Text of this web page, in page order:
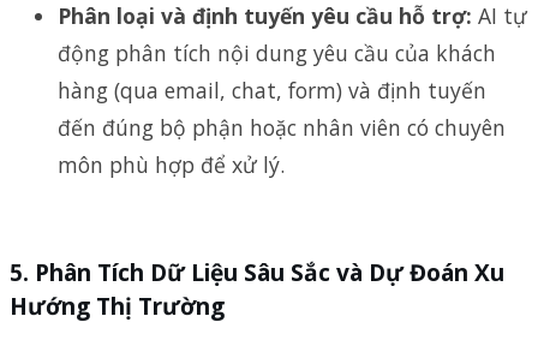
Phân loại và định tuyến yêu cầu hỗ trợ: AI tự
động phân tích nội dung yêu cầu của khách
hàng (qua email, chat, form) và định tuyến
đến đúng bộ phận hoặc nhân viên có chuyên
môn phù hợp để xử lý.
5. Phân Tích Dữ Liệu Sâu Sắc và Dự Đoán Xu
Hướng Thị Trường